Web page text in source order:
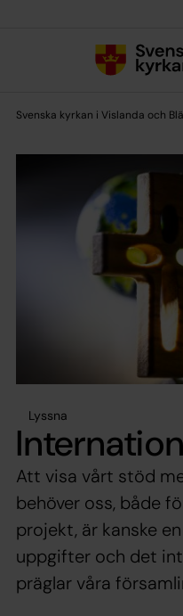
Svenska kyrkan i Vislanda och
Lyssna
Att visa vårt stöd
behöver oss, både
projekt, är kanske
uppgifter och det
präglar våra